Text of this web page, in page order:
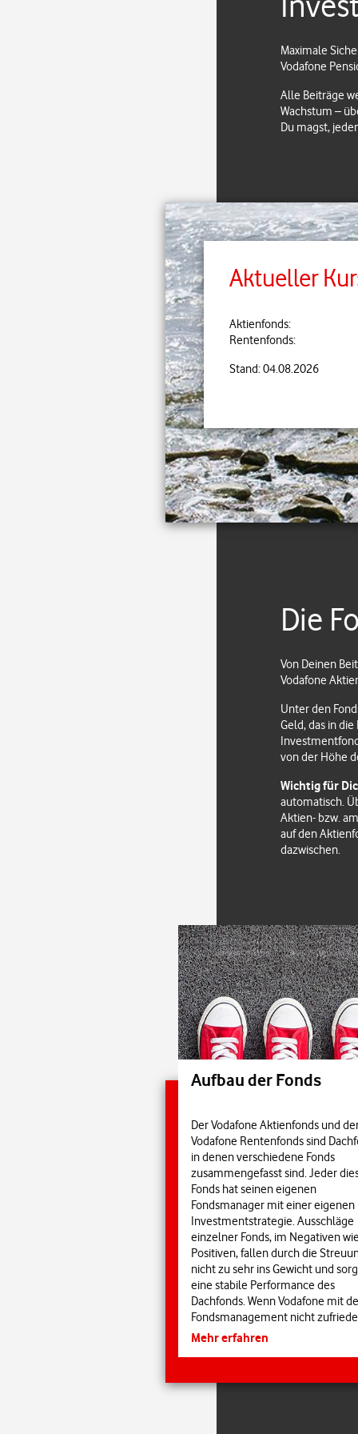
Maximale
Vodafone
Alle Beiträge
Wachstum –
Du magst,
Aktueller
Aktienfonds:
Rentenfonds:
Stand: 04.08.2026
Die
Von Deinen
Vodafone
Unter den
Geld, das in
von der Höhe
Wichtig für
automatisch.
Aktien- bzw.
auf den
dazwischen.
Aufbau der Fonds
Der Vodafone Aktienfonds und
Vodafone Rentenfonds sind
in denen verschiedene Fonds
zusammengefasst sind. Jeder
Fonds hat seinen eigenen
Fondsmanager mit einer eigenen
Investmentstrategie. Ausschläge
einzelner Fonds, im Negativen
Positiven, fallen durch die
nicht zu sehr ins Gewicht und
eine stabile Performance des
Dachfonds. Wenn Vodafone mit
Fondsmanagement nicht
besteht jederzeit die Möglichkeit,
Die Auswahl, Bewertung und
Mehr erfahren